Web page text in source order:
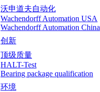
沃申道夫自动化
Wachendorff Automation USA
Wachendorff Automation China
创新
顶级质量
HALT-Test
Bearing package qualification
环境